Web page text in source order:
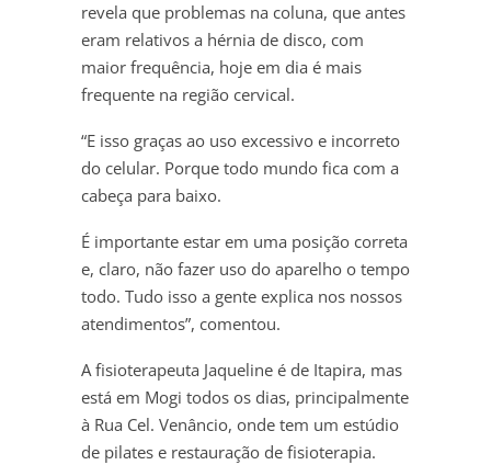
revela que problemas na coluna, que antes
eram relativos a hérnia de disco, com
maior frequência, hoje em dia é mais
frequente na região cervical.
“E isso graças ao uso excessivo e incorreto
do celular. Porque todo mundo fica com a
cabeça para baixo.
É importante estar em uma posição correta
e, claro, não fazer uso do aparelho o tempo
todo. Tudo isso a gente explica nos nossos
atendimentos”, comentou.
A fisioterapeuta Jaqueline é de Itapira, mas
está em Mogi todos os dias, principalmente
à Rua Cel. Venâncio, onde tem um estúdio
de pilates e restauração de fisioterapia.